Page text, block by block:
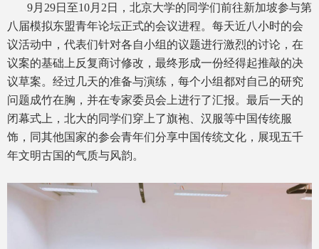
9月29日至10月2日，北京大学的同学们前往新加坡参与第
八届模拟东盟青年论坛正式的会议进程。每天近八小时的会
议活动中，代表们针对各自小组的议题进行激烈的讨论，在
议案的基础上反复商讨修改，最终形成一份经得起推敲的决
议草案。经过几天的准备与演练，每个小组都对自己的研究
问题成竹在胸，并在专家委员会上进行了汇报。最后一天的
闭幕式上，北大的同学们穿上了旗袍、汉服等中国传统服
饰，同其他国家的参会青年们分享中国传统文化，展现五千
年文明古国的气质与风韵。